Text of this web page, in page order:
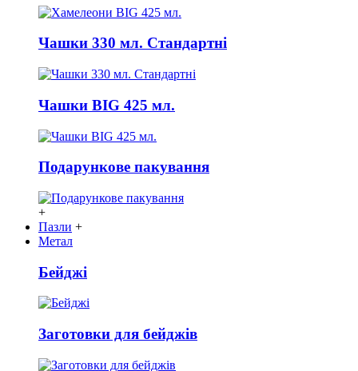
Чашки 330 мл. Стандартні
Чашки BIG 425 мл.
Подарункове пакування
+
Пазли +
Метал
Бейджі
Заготовки для бейджів